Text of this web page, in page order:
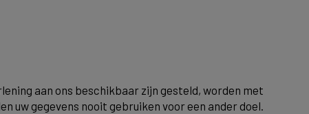
aan ons beschikbaar zijn gesteld, worden met
uw gegevens nooit gebruiken voor een ander doel.